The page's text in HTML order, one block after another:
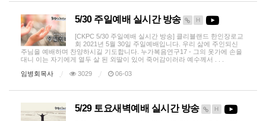
5/30 주일예배 실시간 방송 H
[CKPC 5/30 주일예배 실시간 방송] 클리블랜드 한인장로교
회 2021년 5월 30일 주일예배입니다. 우리 삶에 주인되신
주님을 예배하며 찬양하시길 기도합니다. 누가복음연구17 - 그의 옷가에 손을
대니 이는 자기에게 열두 살 된 외딸이 있어 죽어감이러라 예수께서 . . .
임병회목사
3029 06-03
5/29 토요새벽예배 실시간 방송 H